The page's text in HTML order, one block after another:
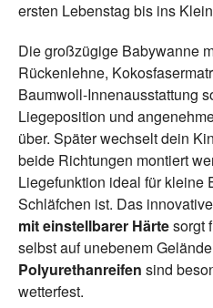
ersten Lebenstag bis ins
Die großzügige Babywanne
Rückenlehne,
Baumwoll-Innenausstattung
Liegeposition und
über. Später wechselt dein
beide Richtungen montiert
Liegefunktion ideal für kleine
Schläfchen ist. Das innovative
mit einstellbarer Härtesorgt
selbst auf unebenem
Polyurethanreifen sind
wetterfest.